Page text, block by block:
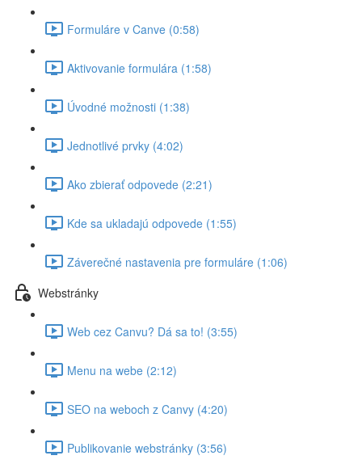
Formuláre v Canve (0:58)
Aktivovanie formulára (1:58)
Úvodné možnosti (1:38)
Jednotlivé prvky (4:02)
Ako zbierať odpovede (2:21)
Kde sa ukladajú odpovede (1:55)
Záverečné nastavenia pre formuláre (1:06)
Webstránky
Web cez Canvu? Dá sa to! (3:55)
Menu na webe (2:12)
SEO na weboch z Canvy (4:20)
Publikovanie webstránky (3:56)